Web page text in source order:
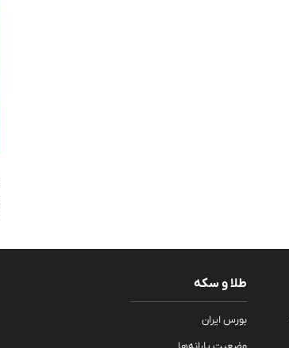
طلا و سکه
بورس ایران